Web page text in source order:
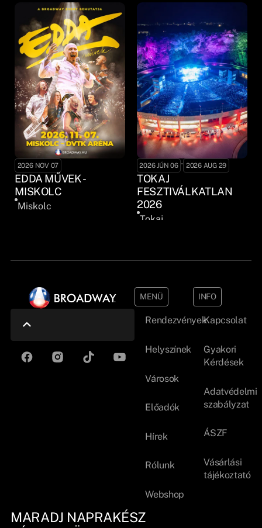
2026 NOV 07
EDDA MŰVEK -
MISKOLC
Miskolc
2026 JÚN 06 - 2026 AUG 29
TOKAJ
FESZTIVÁLKATLAN
2026
Tokaj
MENÜ
Rendezvények
Helyszínek
Városok
Előadók
Hírek
Rólunk
Webshop
INFO
Kapcsolat
Gyakori
Kérdések
Adatvédelmi
szabályzat
ÁSZF
Vásárlási
tájékoztató
MARADJ NAPRAKÉSZ